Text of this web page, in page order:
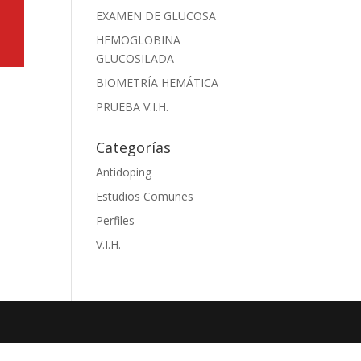
EXAMEN DE GLUCOSA
HEMOGLOBINA
GLUCOSILADA
BIOMETRÍA HEMÁTICA
PRUEBA V.I.H.
Categorías
Antidoping
Estudios Comunes
Perfiles
V.I.H.